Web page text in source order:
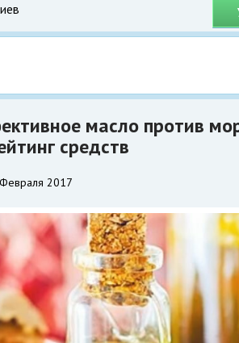
масло против
средств
2017